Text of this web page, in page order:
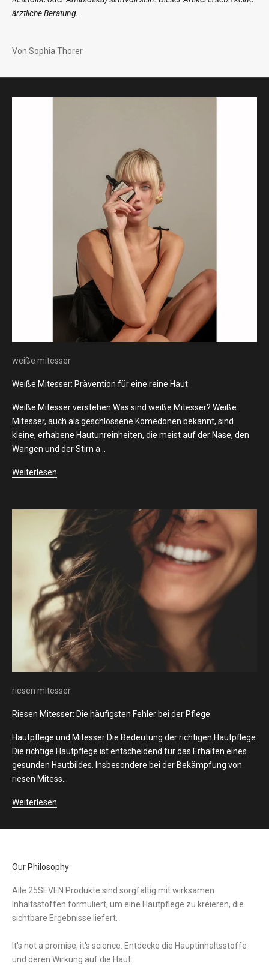
ärztliche Beratung.
Von Sophia Thorer
weiße mitesser
Weiße Mitesser: Prävention für eine reine Haut
Weiße Mitesser verstehen Was sind weiße Mitesser? Weiße
Mitesser, auch als geschlossene Komedonen bekannt, sind
kleine, erhabene Hautunreinheiten, die meist auf der Nase, den
Wangen und der Stirn a...
Weiterlesen
riesen mitesser
Riesen Mitesser: Die häufigsten Fehler bei der Pflege
Hautpflege und Mitesser Die Bedeutung der richtigen Hautpflege
Die richtige Hautpflege ist entscheidend für das Erhalten eines
gesunden Hautbildes. Insbesondere bei der Bekämpfung von
riesen Mitess...
Weiterlesen
Our Philosophy
Alle 25SEVEN Produkte sind sorgfältig mit wirksamen
Inhaltsstoffen formuliert, um eine Hautpflege zu kreieren, die
sichtbare Ergebnisse liefert.
It's not a promise, it's science. Entdecke die Hauptinhaltsstoffe
und deren Wirkung auf die Haut.